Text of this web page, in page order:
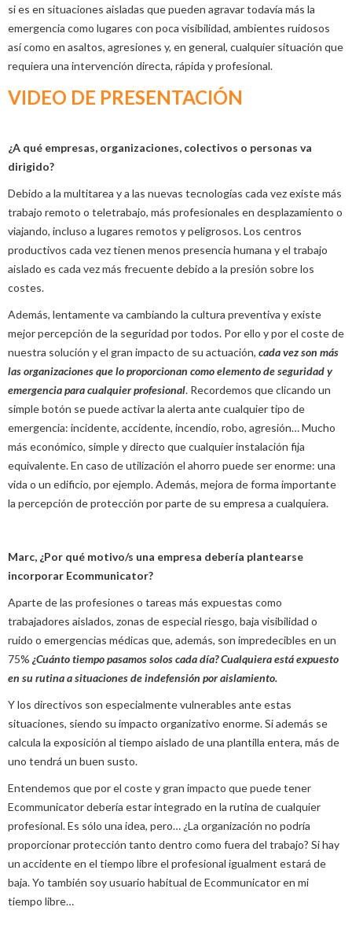
si es en situaciones aisladas que pueden agravar todavía más la
emergencia como lugares con poca visibilidad, ambientes ruidosos
así como en asaltos, agresiones y, en general, cualquier situación que
requiera una intervención directa, rápida y profesional.
VIDEO DE PRESENTACIÓN
¿A qué empresas, organizaciones, colectivos o personas va
dirigido?
Debido a la multitarea y a las nuevas tecnologías cada vez existe más
trabajo remoto o teletrabajo, más profesionales en desplazamiento o
viajando, incluso a lugares remotos y peligrosos. Los centros
productivos cada vez tienen menos presencia humana y el trabajo
aislado es cada vez más frecuente debido a la presión sobre los
costes.
Además, lentamente va cambiando la cultura preventiva y existe
mejor percepción de la seguridad por todos. Por ello y por el coste de
nuestra solución y el gran impacto de su actuación, cada vez son más
las organizaciones que lo proporcionan como elemento de seguridad y
emergencia para cualquier profesional. Recordemos que clicando un
simple botón se puede activar la alerta ante cualquier tipo de
emergencia: incidente, accidente, incendio, robo, agresión… Mucho
más económico, simple y directo que cualquier instalación fija
equivalente. En caso de utilización el ahorro puede ser enorme: una
vida o un edificio, por ejemplo. Además, mejora de forma importante
la percepción de protección por parte de su empresa a cualquiera.
Marc, ¿Por qué motivo/s una empresa debería plantearse
incorporar Ecommunicator?
Aparte de las profesiones o tareas más expuestas como
trabajadores aislados, zonas de especial riesgo, baja visibilidad o
ruido o emergencias médicas que, además, son impredecibles en un
75% ¿Cuánto tiempo pasamos solos cada día? Cualquiera está expuesto
en su rutina a situaciones de indefensión por aislamiento.
Y los directivos son especialmente vulnerables ante estas
situaciones, siendo su impacto organizativo enorme. Si además se
calcula la exposición al tiempo aislado de una plantilla entera, más de
uno tendrá un buen susto.
Entendemos que por el coste y gran impacto que puede tener
Ecommunicator debería estar integrado en la rutina de cualquier
profesional. Es sólo una idea, pero… ¿La organización no podría
proporcionar protección tanto dentro como fuera del trabajo? Si hay
un accidente en el tiempo libre el profesional igualment estará de
baja. Yo también soy usuario habitual de Ecommunicator en mi
tiempo libre…